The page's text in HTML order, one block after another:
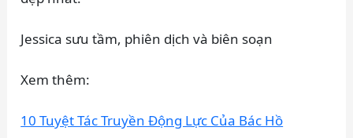
Jessica sưu tầm, phiên dịch và biên soạn
Xem thêm:
10 Tuyệt Tác Truyền Động Lực Của Bác Hồ